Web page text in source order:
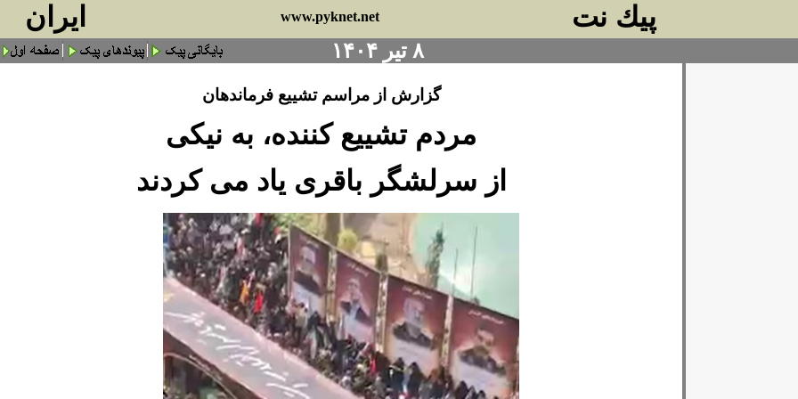
ايران www.pyknet.net پيك نت
۸ تیر ۱۴۰۴
گزارش از مراسم تشییع فرماندهان
مردم تشییع کننده، به نیکی
از سرلشگر باقری یاد می کردند